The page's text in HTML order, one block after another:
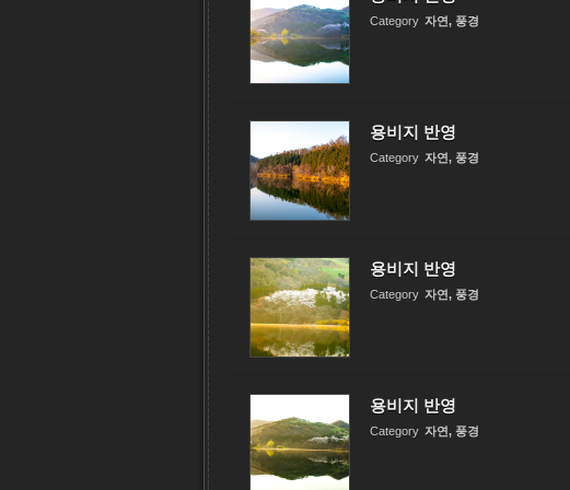
Category 자연, 풍경
용비지 반영
Category 자연, 풍경
용비지 반영
Category 자연, 풍경
용비지 반영
Category 자연, 풍경